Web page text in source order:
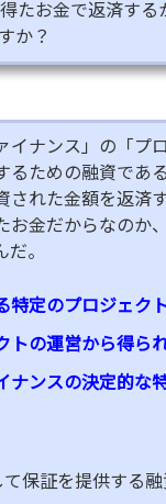
たお金で返済する
か？
イナンス」の「プ
るための融資であ
された金額を返済
お金だからなのか
。
特定のプロジェク
トの運営から得ら
ナンスの決定的な
保証を提供する